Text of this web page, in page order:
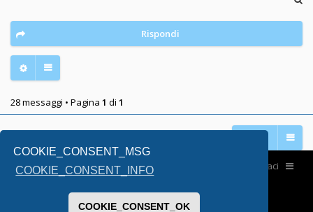
COOKIE_CONSENT_MSG
COOKIE_CONSENT_INFO
COOKIE_CONSENT_OK
Rispondi
28 messaggi • Pagina 1 di 1
Home Contattaci